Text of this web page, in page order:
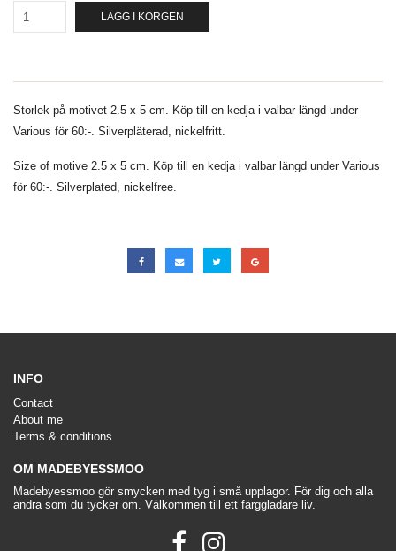
LÄGG I KORGEN
Storlek på motivet 2.5 x 5 cm. Köp till en kedja i valbar längd under
Various för 60:-. Silverpläterad, nickelfritt.
Size of motive 2.5 x 5 cm. Köp till en kedja i valbar längd under Various
för 60:-. Silverplated, nickelfree.
INFO
Contact
About me
Terms & conditions
OM MADEBYESSMOO
Madebyessmoo gör smycken med tyg i små upplagor. För dig och alla
andra som du tycker om. Välkommen till ett färggladare liv.